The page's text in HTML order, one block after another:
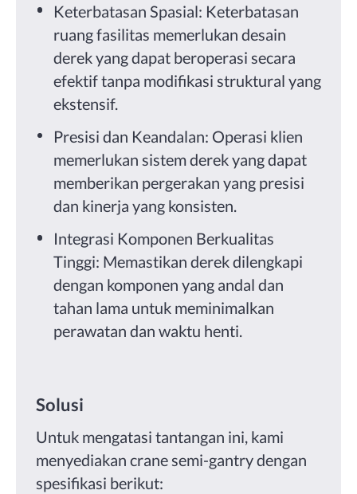
Keterbatasan Spasial: Keterbatasan
ruang fasilitas memerlukan desain
derek yang dapat beroperasi secara
efektif tanpa modifikasi struktural yang
ekstensif.
Presisi dan Keandalan: Operasi klien
memerlukan sistem derek yang dapat
memberikan pergerakan yang presisi
dan kinerja yang konsisten.
Integrasi Komponen Berkualitas
Tinggi: Memastikan derek dilengkapi
dengan komponen yang andal dan
tahan lama untuk meminimalkan
perawatan dan waktu henti.
Solusi
Untuk mengatasi tantangan ini, kami
menyediakan crane semi-gantry dengan
spesifikasi berikut: